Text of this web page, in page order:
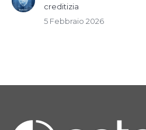
creditizia
5 Febbraio 2026